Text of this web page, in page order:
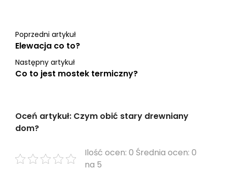
Poprzedni artykuł
Elewacja co to?
Następny artykuł
Co to jest mostek termiczny?
Oceń artykuł: Czym obić stary drewniany
dom?
Ilość ocen: 0 Średnia ocen: 0
na 5